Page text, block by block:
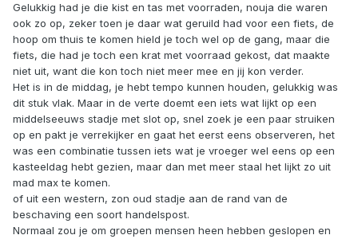
Gelukkig had je die kist en tas met voorraden, nouja die waren
ook zo op, zeker toen je daar wat geruild had voor een fiets, de
hoop om thuis te komen hield je toch wel op de gang, maar die
fiets, die had je toch een krat met voorraad gekost, dat maakte
niet uit, want die kon toch niet meer mee en jij kon verder.
Het is in de middag, je hebt tempo kunnen houden, gelukkig was
dit stuk vlak. Maar in de verte doemt een iets wat lijkt op een
middelseeuws stadje met slot op, snel zoek je een paar struiken
op en pakt je verrekijker en gaat het eerst eens observeren, het
was een combinatie tussen iets wat je vroeger wel eens op een
kasteeldag hebt gezien, maar dan met meer staal het lijkt zo uit
mad max te komen.
of uit een western, zon oud stadje aan de rand van de
beschaving een soort handelspost.
Normaal zou je om groepen mensen heen hebben geslopen en